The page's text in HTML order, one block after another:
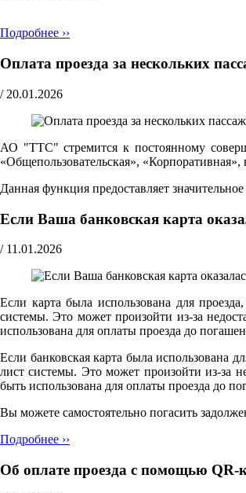
Подробнее ››
Оплата проезда за нескольких
/ 20.01.2026
АО "ТТС" стремится к постоянному
«Общепользовательская»,
Данная функция предоставляет
Если Ваша банковская карта
/ 11.01.2026
Если карта была использована для
системы. Это может произойти из-за
использована для оплаты проезда до
Если банковская карта была использована
лист системы. Это может произойти из-за
быть использована для оплаты проезда до
Вы можете самостоятельно погасить
Подробнее ››
Об оплате проезда с помощью QR-